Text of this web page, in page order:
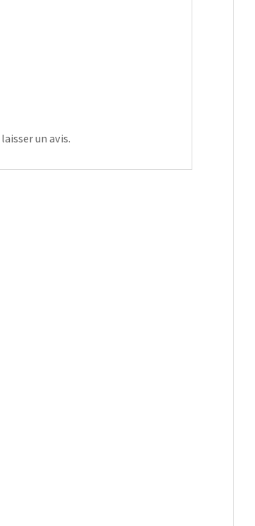
un avis.